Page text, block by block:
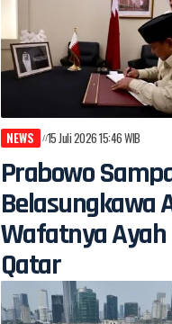
NEWS 15 Juli 2026 15:46 WIB
Prabowo
Belasungkawa
Wafatnya
Qatar